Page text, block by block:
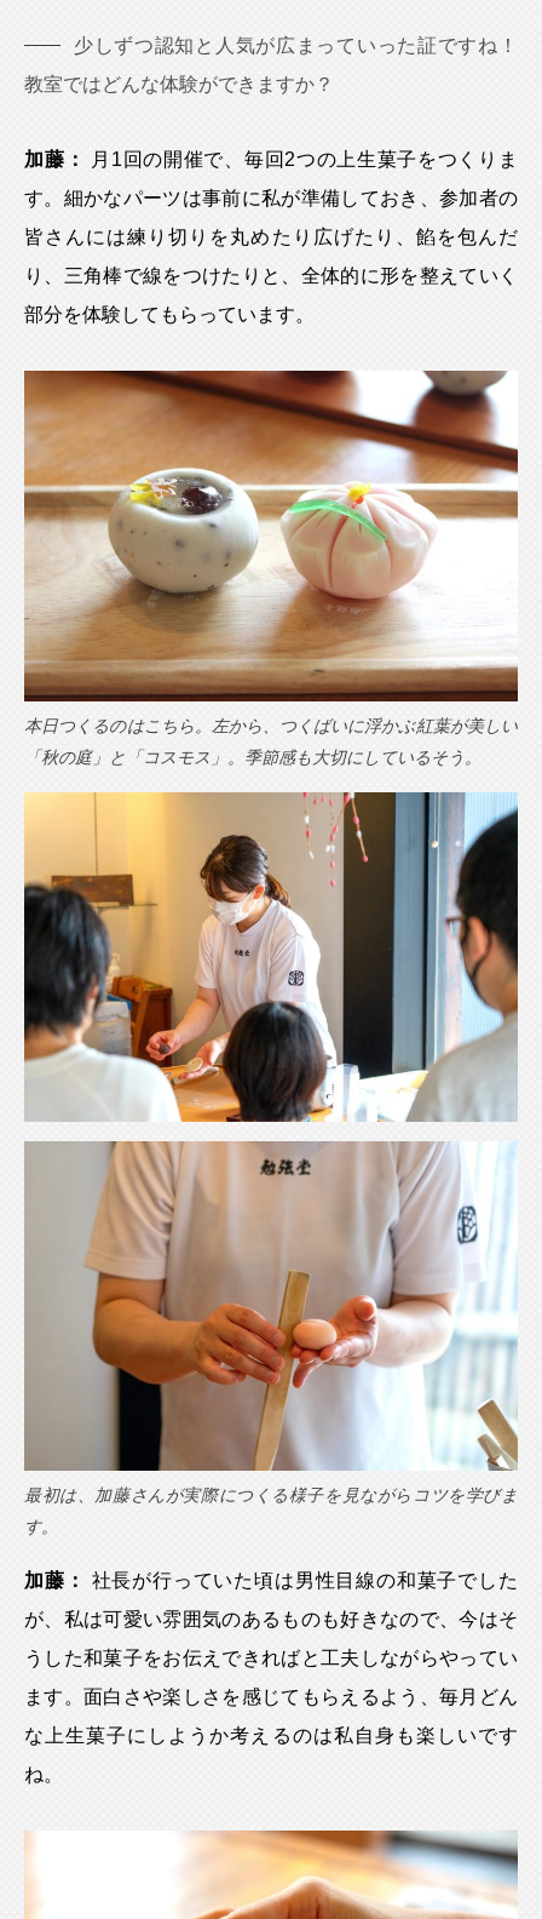
少しずつ認知と人気が広まっていった証ですね！
教室ではどんな体験ができますか？
加藤：
月1回の開催で、毎回2つの上生菓子をつくりま
す。細かなパーツは事前に私が準備しておき、参加者の
皆さんには練り切りを丸めたり広げたり、餡を包んだ
り、三角棒で線をつけたりと、全体的に形を整えていく
部分を体験してもらっています。
本日つくるのはこちら。左から、つくばいに浮かぶ紅葉が美しい
「秋の庭」と「コスモス」。季節感も大切にしているそう。
最初は、加藤さんが実際につくる様子を見ながらコツを学びま
す。
加藤：
社長が行っていた頃は男性目線の和菓子でした
が、私は可愛い雰囲気のあるものも好きなので、今はそ
うした和菓子をお伝えできればと工夫しながらやってい
ます。面白さや楽しさを感じてもらえるよう、毎月どん
な上生菓子にしようか考えるのは私自身も楽しいです
ね。